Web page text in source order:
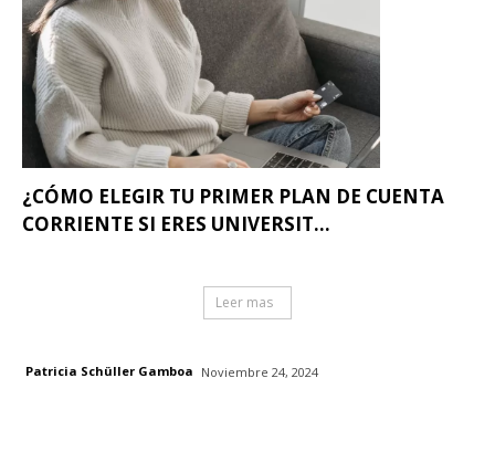
¿CÓMO ELEGIR TU PRIMER PLAN DE CUENTA
CORRIENTE SI ERES UNIVERSIT...
Leer mas
Patricia Schüller Gamboa Noviembre 24, 2024